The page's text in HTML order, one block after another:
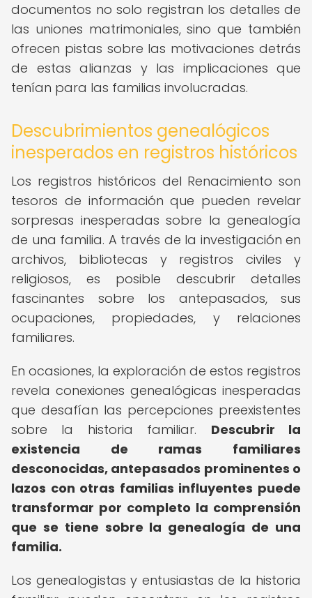
documentos no solo registran los detalles de
las uniones matrimoniales, sino que también
ofrecen pistas sobre las motivaciones detrás
de estas alianzas y las implicaciones que
tenían para las familias involucradas.
Descubrimientos genealógicos
inesperados en registros históricos
Los registros históricos del Renacimiento son
tesoros de información que pueden revelar
sorpresas inesperadas sobre la genealogía
de una familia. A través de la investigación en
archivos, bibliotecas y registros civiles y
religiosos, es posible descubrir detalles
fascinantes sobre los antepasados, sus
ocupaciones, propiedades, y relaciones
familiares.
En ocasiones, la exploración de estos registros
revela conexiones genealógicas inesperadas
que desafían las percepciones preexistentes
sobre la historia familiar. Descubrir la
existencia de ramas familiares
desconocidas, antepasados prominentes o
lazos con otras familias influyentes puede
transformar por completo la comprensión
que se tiene sobre la genealogía de una
familia.
Los genealogistas y entusiastas de la historia